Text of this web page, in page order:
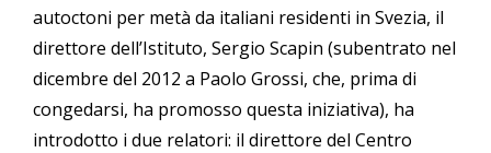
autoctoni per metà da italiani residenti in Svezia, il
direttore dell’Istituto, Sergio Scapin (subentrato nel
dicembre del 2012 a Paolo Grossi, che, prima di
congedarsi, ha promosso questa iniziativa), ha
introdotto i due relatori: il direttore del Centro